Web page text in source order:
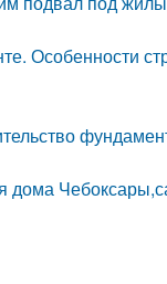
Особенности